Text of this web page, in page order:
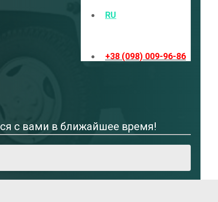
RU
+38 (098) 009-96-86
с вами в ближайшее время!